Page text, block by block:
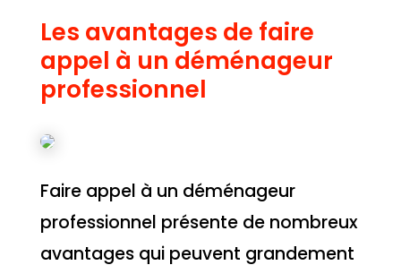
Les avantages de faire
appel à un déménageur
professionnel
Faire appel à un déménageur
professionnel présente de nombreux
avantages qui peuvent grandement